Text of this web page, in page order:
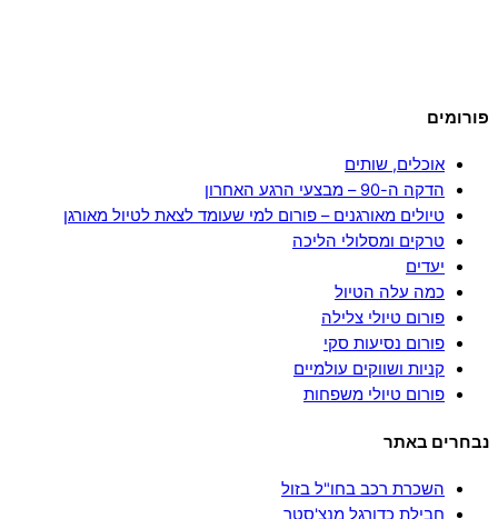
פורומים
אוכלים, שותים
הדקה ה-90 – מבצעי הרגע האחרון
טיולים מאורגנים – פורום למי שעומד לצאת לטיול מאורגן
טרקים ומסלולי הליכה
יעדים
כמה עלה הטיול
פורום טיולי צלילה
פורום נסיעות סקי
קניות ושווקים עולמיים
פורום טיולי משפחות
נבחרים באתר
השכרת רכב בחו"ל בזול
חבילת כדורגל מנצ'סטר